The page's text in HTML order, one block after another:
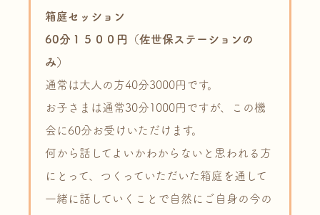
箱庭セッション
60分１５００円（佐世保ステーションの
み）
通常は大人の方40分3000円です。
お子さまは通常30分1000円ですが、この機
会に60分お受けいただけます。
何から話してよいかわからないと思われる方
にとって、つくっていただいた箱庭を通して
一緒に話していくことで自然にご自身の今の